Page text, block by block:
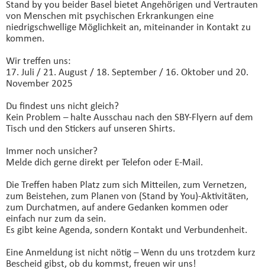
Stand by you beider Basel bietet Angehörigen und Vertrauten
von Menschen mit psychischen Erkrankungen eine
niedrigschwellige Möglichkeit an, miteinander in Kontakt zu
kommen.
Wir treffen uns:
17. Juli / 21. August / 18. September / 16. Oktober und 20.
November 2025
Du findest uns nicht gleich?
Kein Problem – halte Ausschau nach den SBY-Flyern auf dem
Tisch und den Stickers auf unseren Shirts.
Immer noch unsicher?
Melde dich gerne direkt per Telefon oder E-Mail.
Die Treffen haben Platz zum sich Mitteilen, zum Vernetzen,
zum Beistehen, zum Planen von (Stand by You)-Aktivitäten,
zum Durchatmen, auf andere Gedanken kommen oder
einfach nur zum da sein.
Es gibt keine Agenda, sondern Kontakt und Verbundenheit.
Eine Anmeldung ist nicht nötig – Wenn du uns trotzdem kurz
Bescheid gibst, ob du kommst, freuen wir uns!